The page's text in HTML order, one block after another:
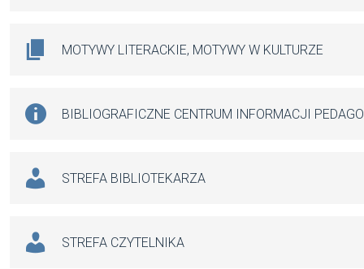
MOTYWY LITERACKIE, MOTYWY W KULTURZE
BIBLIOGRAFICZNE CENTRUM INFORMACJI
STREFA BIBLIOTEKARZA
STREFA CZYTELNIKA